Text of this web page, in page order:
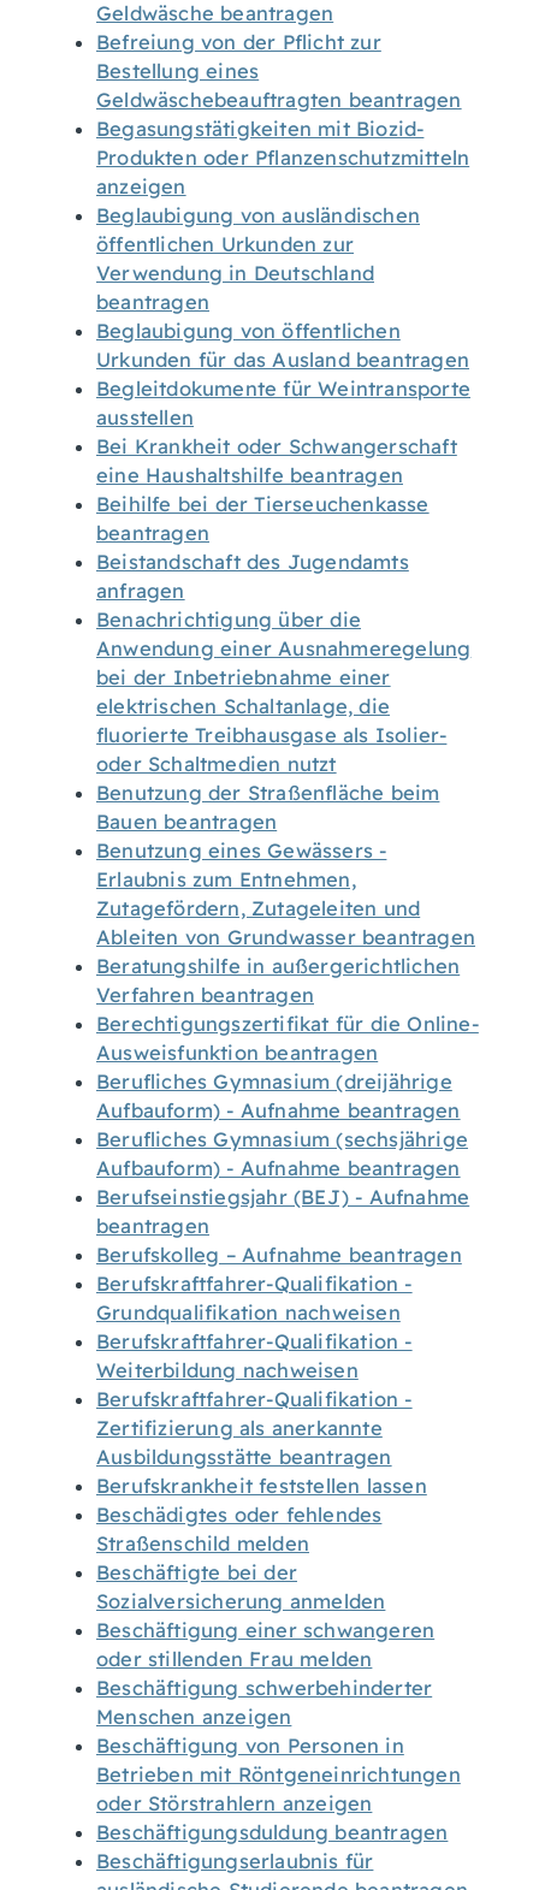
Geldwäsche beantragen
Befreiung von der Pflicht zur
Bestellung eines
Geldwäschebeauftragten beantragen
Begasungstätigkeiten mit Biozid-
Produkten oder Pflanzenschutzmitteln
anzeigen
Beglaubigung von ausländischen
öffentlichen Urkunden zur
Verwendung in Deutschland
beantragen
Beglaubigung von öffentlichen
Urkunden für das Ausland beantragen
Begleitdokumente für Weintransporte
ausstellen
Bei Krankheit oder Schwangerschaft
eine Haushaltshilfe beantragen
Beihilfe bei der Tierseuchenkasse
beantragen
Beistandschaft des Jugendamts
anfragen
Benachrichtigung über die
Anwendung einer Ausnahmeregelung
bei der Inbetriebnahme einer
elektrischen Schaltanlage, die
fluorierte Treibhausgase als Isolier-
oder Schaltmedien nutzt
Benutzung der Straßenfläche beim
Bauen beantragen
Benutzung eines Gewässers -
Erlaubnis zum Entnehmen,
Zutagefördern, Zutageleiten und
Ableiten von Grundwasser beantragen
Beratungshilfe in außergerichtlichen
Verfahren beantragen
Berechtigungszertifikat für die Online-
Ausweisfunktion beantragen
Berufliches Gymnasium (dreijährige
Aufbauform) - Aufnahme beantragen
Berufliches Gymnasium (sechsjährige
Aufbauform) - Aufnahme beantragen
Berufseinstiegsjahr (BEJ) - Aufnahme
beantragen
Berufskolleg – Aufnahme beantragen
Berufskraftfahrer-Qualifikation -
Grundqualifikation nachweisen
Berufskraftfahrer-Qualifikation -
Weiterbildung nachweisen
Berufskraftfahrer-Qualifikation -
Zertifizierung als anerkannte
Ausbildungsstätte beantragen
Berufskrankheit feststellen lassen
Beschädigtes oder fehlendes
Straßenschild melden
Beschäftigte bei der
Sozialversicherung anmelden
Beschäftigung einer schwangeren
oder stillenden Frau melden
Beschäftigung schwerbehinderter
Menschen anzeigen
Beschäftigung von Personen in
Betrieben mit Röntgeneinrichtungen
oder Störstrahlern anzeigen
Beschäftigungsduldung beantragen
Beschäftigungserlaubnis für